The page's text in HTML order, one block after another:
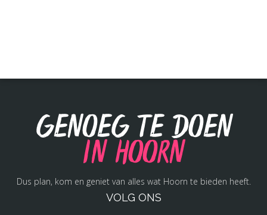
Genoeg te doen
in Hoorn
Dus plan, kom en geniet van alles wat Hoorn te bieden heeft.
VOLG ONS